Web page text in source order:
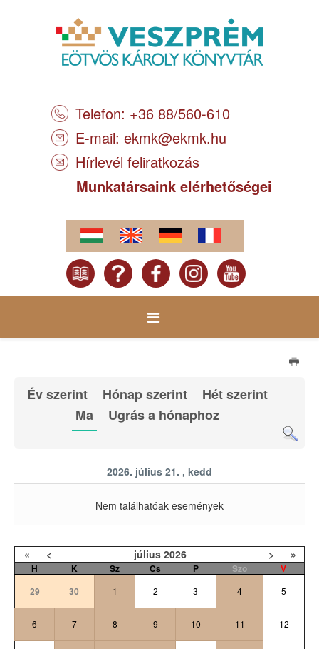
Telefon: +36 88/560-610
E-mail: ekmk@ekmk.hu
Hírlevél feliratkozás
Munkatársaink elérhetőségei
Év szerint Hónap szerint
Hét szerint
Ma
Ugrás a hónaphoz
2026. július 21. , kedd
Nem találhatóak események
« < július 2026 > »
H K Sz Cs P Szo
V
29
30 1 2 3 4 5
6 7 8 9 10 11 12